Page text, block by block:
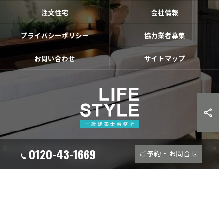
0120-43-1669 ご予約・お問合せ
注文住宅 会社情報
プライバシーポリシー 協力業者募集
お問い合わせ サイトマップ
© 2026 福岡古賀市|福津市|宗像市|新宮❘のリフォームならライフスタイル 一級建
築士事務所 ALL RIGHTS RESERVED.